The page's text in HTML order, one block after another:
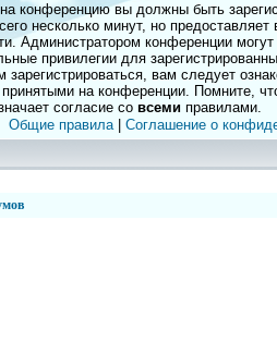
конференцию вы должны быть
несколько минут, но
Администратором конференции
привилегии для
зарегистрироваться, вам следует
принятыми на конференции. Помните,
согласие со всеми правилами.
Общие правила| Соглашение о